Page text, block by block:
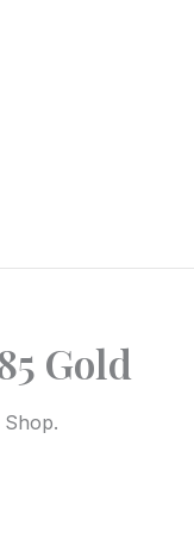
Gold
Shop.